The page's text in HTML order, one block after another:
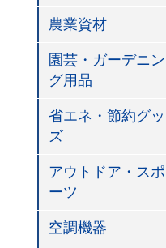
農業資材
園芸・ガーデニン
グ用品
省エネ・節約グッ
ズ
アウトドア・スポ
ーツ
空調機器